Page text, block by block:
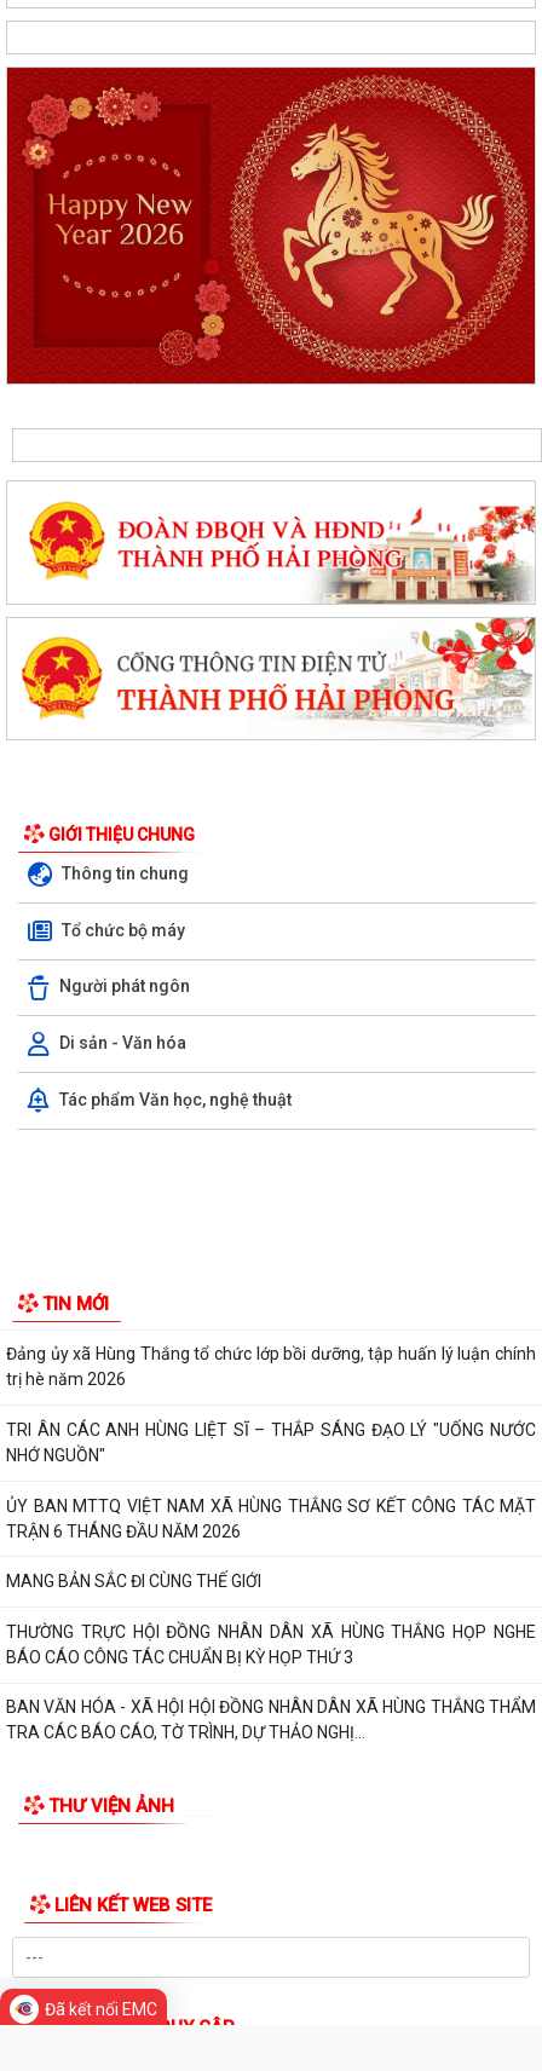
GIỚI THIỆU CHUNG
Thông tin chung
Tổ chức bộ máy
Người phát ngôn
Di sản - Văn hóa
Quyết định phê duyệt kết quả kỳ xét tuyển viên chức Ban quản lý dự án
đầu tư xây dựng xã Hùng Thắng...
XÃ HÙNG THẮNG CÔNG BỐ CÁC QUYẾT ĐỊNH VỀ CÔNG TÁC CÁN BỘ
TẠI TRƯỜNG TRUNG HỌC CƠ SỞ VINH QUANG
Hội nghị toàn quốc quán triệt và triển khai thực hiện Nghị quyết Hội
nghị lần thứ ba Ban Chấp hành...
Đảng ủy xã Hùng Thắng tổ chức lớp bồi dưỡng, tập huấn lý luận chính
TRI ÂN CÁC ANH HÙNG LIỆT SĨ – THẮP SÁNG ĐẠO LÝ "UỐNG NƯỚC
NHỚ NGUỒN"
TRẬN 6 THÁNG ĐẦU NĂM 2026
MANG BẢN SẮC ĐI CÙNG THẾ GIỚI
THƯỜNG TRỰC HỘI ĐỒNG NHÂN DÂN XÃ HÙNG THẮNG HỌP NGHE
BÁO CÁO CÔNG TÁC CHUẨN BỊ KỲ HỌP THỨ 3
BAN VĂN HÓA - XÃ HỘI HỘI ĐỒNG NHÂN DÂN XÃ HÙNG THẮNG THẨM
TRA CÁC BÁO CÁO, TỜ TRÌNH, DỰ THẢO NGHỊ...
Hòa Bình
dự án trọng điểm
Thông báo lịch tiếp công dân định kì 6 tháng cuối năm của thường trực
THƯ VIỆN ẢNH
LIÊN KẾT WEB SITE
Đã kết nối EMC